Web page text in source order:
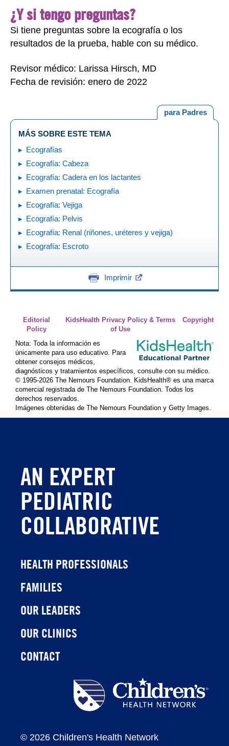
¿Y si tengo preguntas?
Si tiene preguntas sobre la ecografía o los
resultados de la prueba, hable con su médico.
Revisor médico: Larissa Hirsch, MD
Fecha de revisión: enero de 2022
para Padres
MÁS SOBRE ESTE TEMA
Ecografías
Ecografía: Cabeza
Ecografía: Cadera en los lactantes
Examen prenatal: Ecografía
Ecografía: Vejiga
Ecografía: Pelvis
Ecografía: Renal (riñones, uréteres y vejiga)
Ecografía: Escroto
Imprimir
Editorial
Policy
KidsHealth Privacy Policy & Terms
of Use
Copyright
Nota: Toda la información es
únicamente para uso educativo. Para
obtener consejos médicos,
diagnósticos y tratamientos específicos, consulte con su médico.
© 1995-2026 The Nemours Foundation. KidsHealth® es una marca
comercial registrada de The Nemours Foundation. Todos los
derechos reservados.
Imágenes obtenidas de The Nemours Foundation y Getty Images.
AN EXPERT
PEDIATRIC
COLLABORATIVE
HEALTH PROFESSIONALS
FAMILIES
OUR LEADERS
OUR CLINICS
CONTACT
© 2026 Children's Health Network